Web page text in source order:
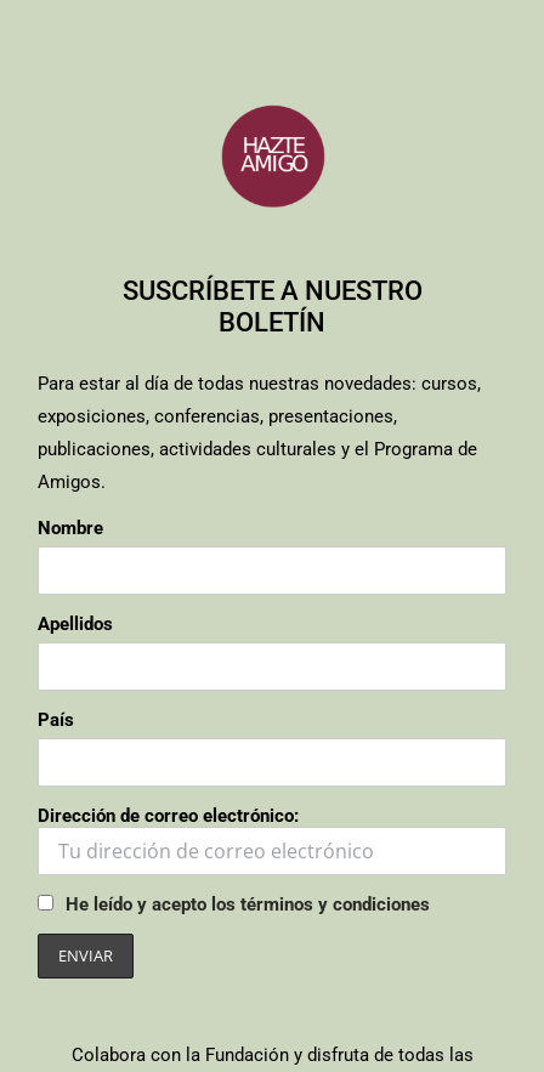
SUSCRÍBETE A NUESTRO
BOLETÍN
Para estar al día de todas nuestras novedades: cursos,
exposiciones, conferencias, presentaciones,
publicaciones, actividades culturales y el Programa de
Amigos.
Nombre
Apellidos
País
Dirección de correo electrónico:
He leído y acepto los términos y condiciones
Colabora con la Fundación y disfruta de todas las